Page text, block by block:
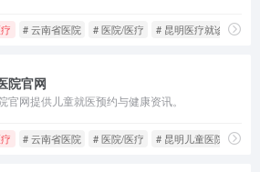
# 云南省医院 # 医院/医疗 # 昆明医疗就诊
院官网
官网提供儿童就医预约与健康资讯。
# 云南省医院 # 医院/医疗 # 昆明儿童医院